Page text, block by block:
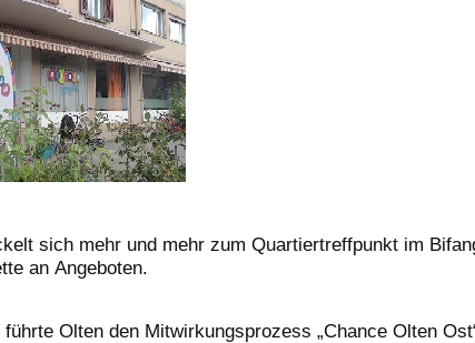
sich mehr und mehr zum Quartiertreffpunkt im
an Angeboten.
führte Olten den Mitwirkungsprozess „Chance Olten